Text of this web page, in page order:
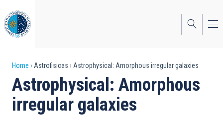
to
main
content
Breadcrumb
Home Astrofisicas Astrophysical: Amorphous irregular galaxies
Astrophysical: Amorphous
irregular galaxies